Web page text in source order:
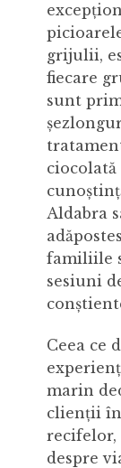
grijulii,
fiecare
sunt
ciocolată
Aldabra
familiile
sesiuni
Ceea ce
marin
clienții
recifelor,
despre